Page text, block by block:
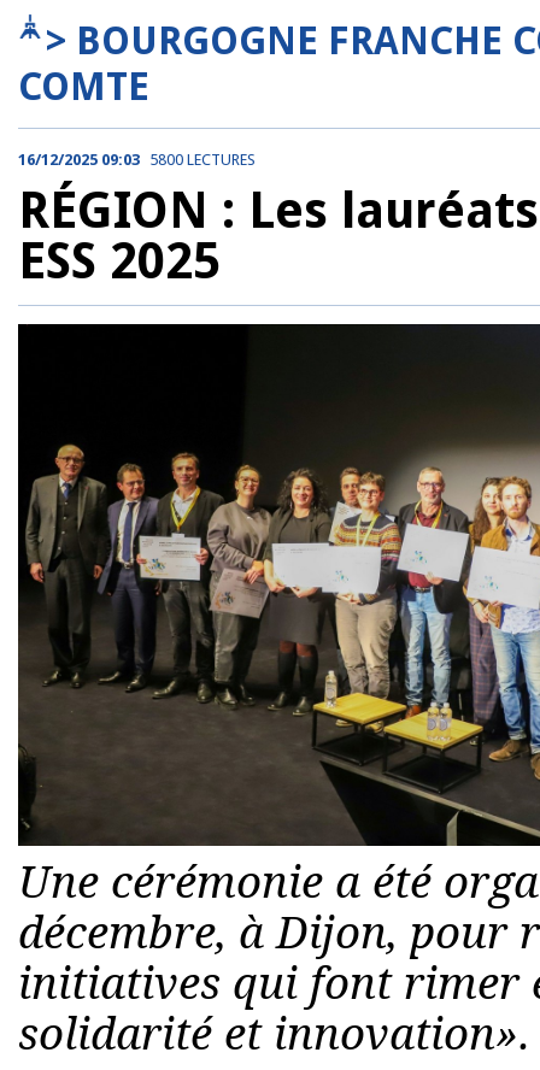
> BOURGOGNE FRANCHE
COMTE
16/12/2025 09:03 5800 LECTURES
RÉGION : Les
ESS 2025
Une cérémonie a été
décembre, à Dijon, pour
initiatives qui font rimer
solidarité et innovation».